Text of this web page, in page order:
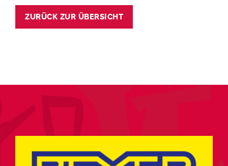
ZURÜCK ZUR ÜBERSICHT